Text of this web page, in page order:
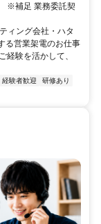
※補足 業務委託契
ィング会社・ハタ
る営業架電のお仕事
経験を活かして、
経験者歓迎
研修あり